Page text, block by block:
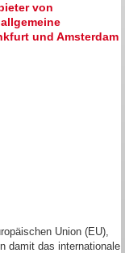
von
und Amsterdam
Union (EU),
damit das internationale